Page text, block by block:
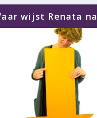
wijst Renata